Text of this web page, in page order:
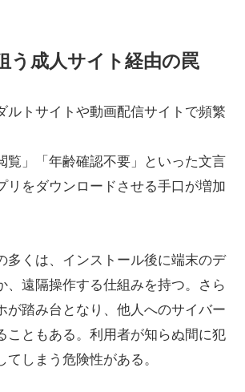
う成人サイト経由の罠
ルトサイトや動画配信サイトで頻繁
覧」「年齢確認不要」といった文言
リをダウンロードさせる手口が増加
多くは、インストール後に端末のデ
、遠隔操作する仕組みを持つ。さら
が踏み台となり、他人へのサイバー
こともある。利用者が知らぬ間に犯
しまう危険性がある。